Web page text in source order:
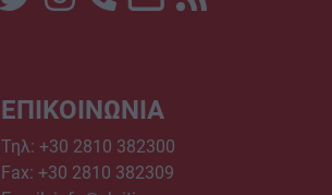
ΕΠΙΚΟΙΝΩΝΙΑ
Τηλ: +30 2810 382300
Fax: +30 2810 382309